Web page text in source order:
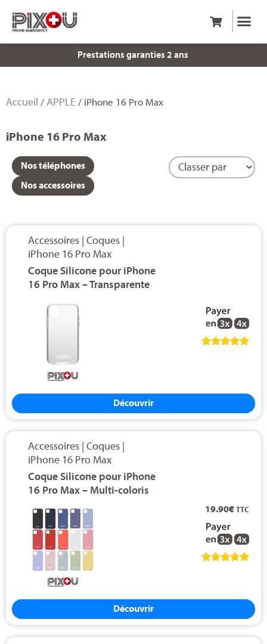
Prestations garanties 2 ans
Accueil /APPLE / iPhone 16 Pro Max
iPhone 16 Pro Max
Nos téléphones
Nos accessoires
Accessoires | Coques |
iPhone 16 Pro Max
Coque Silicone pour iPhone
16 Pro Max – Transparente

Découvrir
Accessoires | Coques |
iPhone 16 Pro Max
Coque Silicone pour iPhone
16 Pro Max – Multi-coloris
19.90€TTC

Découvrir